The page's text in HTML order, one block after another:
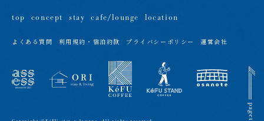
top concept stay cafe/lounge location
よくある質問 利用規約・宿泊約款 プライバシーポリシー 運営会社